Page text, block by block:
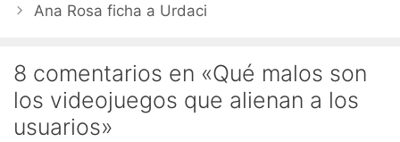
Ana Rosa ficha a Urdaci
8 comentarios en «Qué malos son
los videojuegos que alienan a los
usuarios»